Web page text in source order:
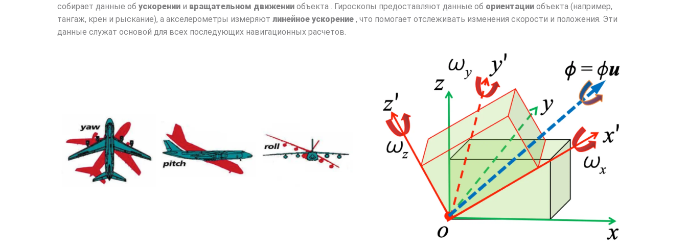
собирает данные об ускорении и вращательном движении объекта . Гироскопы предоставляют данные об ориентации объекта (например,
тангаж, крен и рыскание), а акселерометры измеряют линейное ускорение , что помогает отслеживать изменения скорости и положения. Эти
данные служат основой для всех последующих навигационных расчетов.